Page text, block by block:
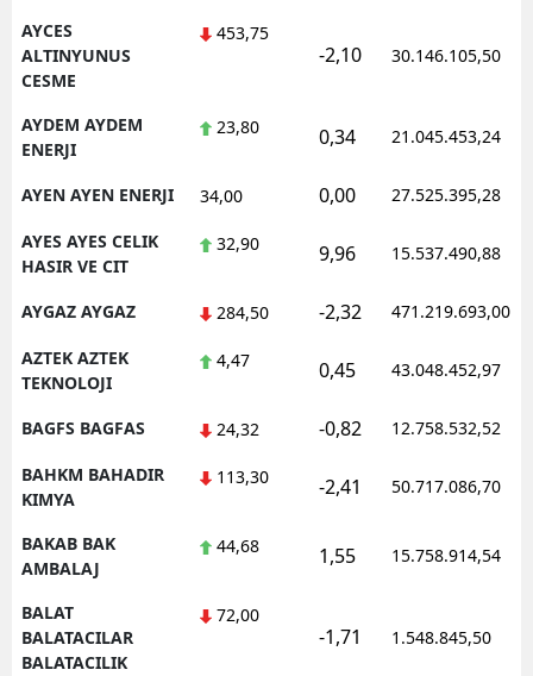
AYCES
ALTINYUNUS
CESME
453,75
-2,10 30.146.105,50
AYDEM AYDEM
ENERJI
23,80 0,34 21.045.453,24
AYEN AYEN ENERJI 34,00 0,00 27.525.395,28
AYES AYES CELIK
HASIR VE CIT
32,90 9,96 15.537.490,88
AYGAZ AYGAZ 284,50 -2,32 471.219.693,00
AZTEK AZTEK
TEKNOLOJI
4,47 0,45 43.048.452,97
BAGFS BAGFAS 24,32 -0,82 12.758.532,52
BAHKM BAHADIR
KIMYA
113,30 -2,41 50.717.086,70
BAKAB BAK
AMBALAJ
44,68 1,55 15.758.914,54
BALAT
BALATACILAR
BALATACILIK
72,00
-1,71 1.548.845,50